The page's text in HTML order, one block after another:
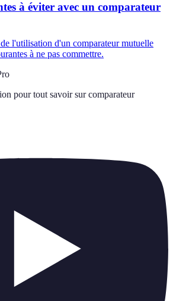
à éviter avec un comparateur
l'utilisation d'un comparateur mutuelle
à ne pas commettre.
pour tout savoir sur comparateur